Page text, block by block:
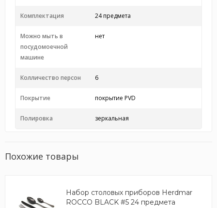
Комплектация 24 предмета
Можно мыть в
посудомоечной
машине
нет
Колличество персон 6
Покрытие покрытие PVD
Полировка зеркальная
Похожие товары
Набор столовых приборов Herdmar
ROCCO BLACK #5 24 предмета